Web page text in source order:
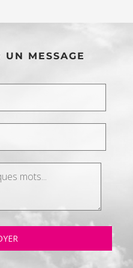
UN MESSAGE